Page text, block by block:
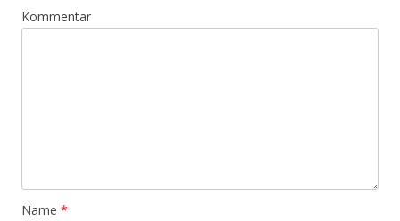
Kommentar
Name *